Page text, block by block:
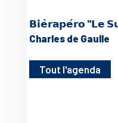
𝗕𝗶𝗲̀𝗿𝗮𝗽𝗲́𝗿𝗼 "𝗟𝗲
Charles de Gaulle
Tout l'agenda